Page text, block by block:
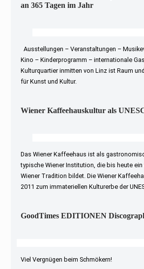
an 365 Tagen im Jahr
Ausstellungen – Veranstaltungen –
Kino – Kinderprogramm – internationale
Kulturquartier inmitten von Linz ist Raum
für Kunst und Kultur.
Wiener Kaffeehauskultur als
Das Wiener Kaffeehaus ist als
typische Wiener Institution, die bis heute ein
Wiener Tradition bildet. Die Wiener
2011 zum immateriellen Kulturerbe der
GoodTimes EDITIONEN
Viel Vergnügen beim Schmökern!